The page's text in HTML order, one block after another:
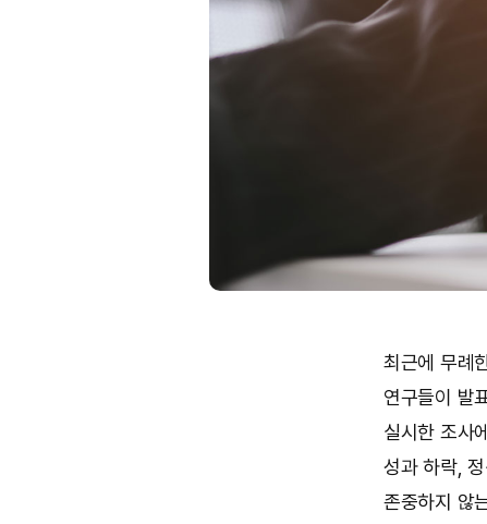
최근에 무례
연구들이 발
실시한 조사
성과 하락,
존중하지 않